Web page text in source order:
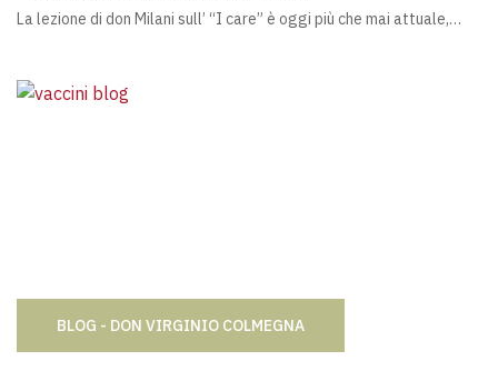
La lezione di don Milani sull’ “I care” è oggi più che mai attuale,…
BLOG - DON VIRGINIO COLMEGNA